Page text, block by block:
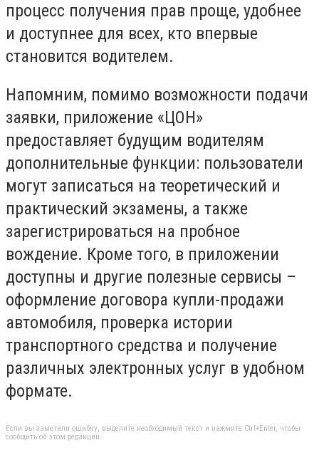
процесс получения прав проще, удобнее
и доступнее для всех, кто впервые
становится водителем.
Напомним, помимо возможности подачи
заявки, приложение «ЦОН»
предоставляет будущим водителям
дополнительные функции: пользователи
могут записаться на теоретический и
практический экзамены, а также
зарегистрироваться на пробное
вождение. Кроме того, в приложении
доступны и другие полезные сервисы –
оформление договора купли-продажи
автомобиля, проверка истории
транспортного средства и получение
различных электронных услуг в удобном
формате.
Если вы заметили ошибку, выделите необходимый текст и нажмите Ctrl+Enter, чтобы
сообщить об этом редакции